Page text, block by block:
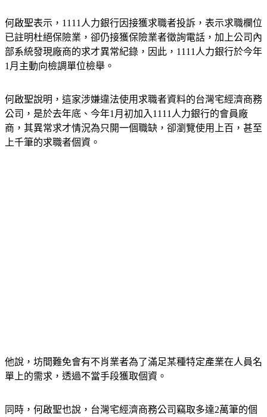
何啟聖表示，1111人力銀行因接獲求職者投訴，表示求職欄位
已註明杜絕保險業，卻仍接獲保險業者徵詢電話，加上公司內
部系統發現廠商的求才異常紀錄，因此，1111人力銀行於今年
何啟聖說明，這家涉嫌違法使用求職者資料的台灣宅經濟商務
公司，是於去年底、今年1月初加入1111人力銀行的會員廠
商，其異常求才情況為只開一個職缺，卻瀏覽使用上百，甚至
他說，坊間難免會有不肖業者為了滿足某種特定產業在人員名